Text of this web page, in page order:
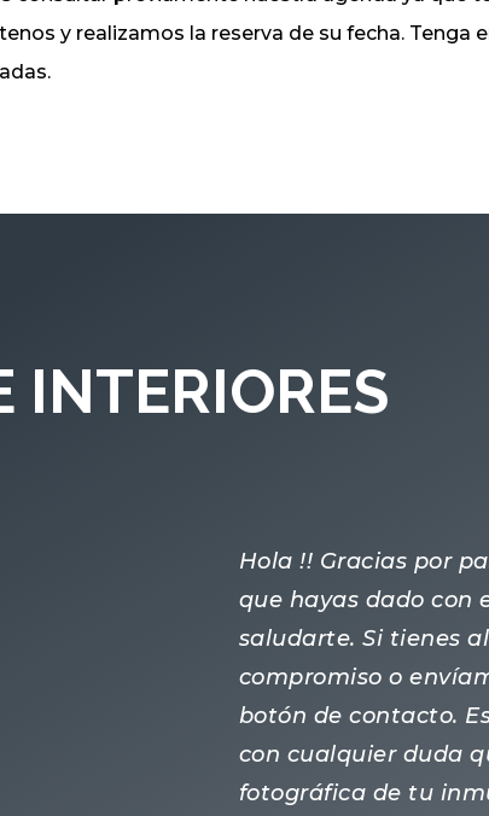
y realizamos la reserva de su fecha. Tenga
INTERIORES
Hola !! Gracias por
que hayas dado con
saludarte. Si tienes
compromiso o
botón de contacto.
con cualquier duda
fotográfica de tu